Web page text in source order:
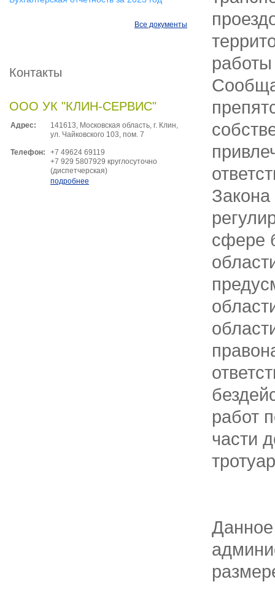
Все документы
Контакты
ООО УК "КЛИН-СЕРВИС"
Адрес:
141613, Московская область, г. Клин,
ул. Чайковского 103, пом. 7
Телефон:
+7 49624 69119
+7 929 5807929 круглосуточно
(диспетчерская)
подробнее
работы
сфере
работ
части